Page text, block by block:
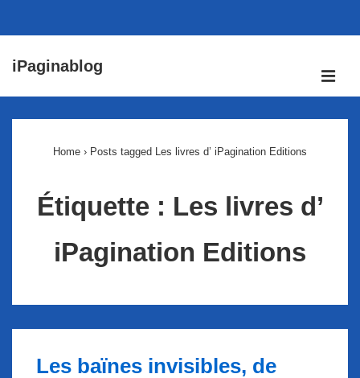
passer
iPaginablog
Home › Posts tagged Les livres d’ iPagination Editions
Étiquette : Les livres d’
iPagination Editions
Les baïnes invisibles, de